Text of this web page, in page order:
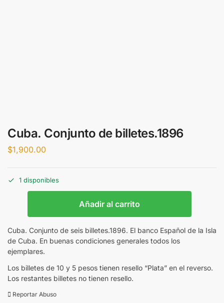
Cuba. Conjunto de billetes.1896
$1,900.00
1 disponibles
Añadir al carrito
Cuba. Conjunto de seis billetes.1896. El banco Español de la Isla
de Cuba. En buenas condiciones generales todos los
ejemplares.
Los billetes de 10 y 5 pesos tienen resello “Plata” en el reverso.
Los restantes billetes no tienen resello.
Reportar Abuso